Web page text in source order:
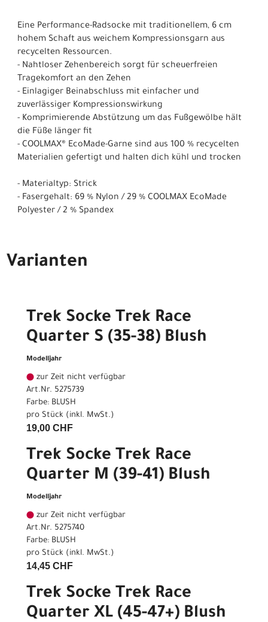
Eine Performance-Radsocke mit traditionellem, 6 cm
hohem Schaft aus weichem Kompressionsgarn aus
recycelten Ressourcen.
- Nahtloser Zehenbereich sorgt für scheuerfreien
Tragekomfort an den Zehen
- Einlagiger Beinabschluss mit einfacher und
zuverlässiger Kompressionswirkung
- Komprimierende Abstützung um das Fußgewölbe hält
die Füße länger fit
- COOLMAX® EcoMade-Garne sind aus 100 % recycelten
Materialien gefertigt und halten dich kühl und trocken
- Materialtyp: Strick
- Fasergehalt: 69 % Nylon / 29 % COOLMAX EcoMade
Polyester / 2 % Spandex
Varianten
Trek Socke Trek Race
Quarter S (35-38) Blush
Modelljahr
zur Zeit nicht verfügbar
Art.Nr. 5275739
Farbe: BLUSH
pro Stück (inkl. MwSt.)
19,00 CHF
Trek Socke Trek Race
Quarter M (39-41) Blush
Modelljahr
zur Zeit nicht verfügbar
Art.Nr. 5275740
Farbe: BLUSH
pro Stück (inkl. MwSt.)
14,45 CHF
Trek Socke Trek Race
Quarter XL (45-47+) Blush